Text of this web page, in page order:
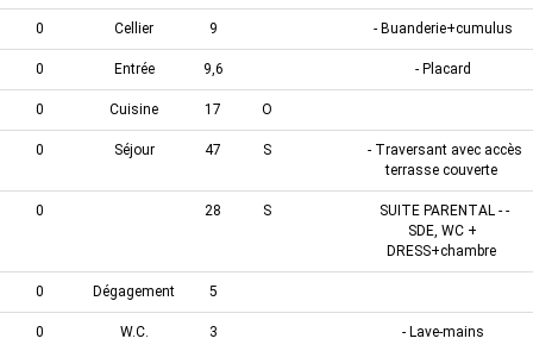
0 Cellier 9 - Buanderie+cumulus
0 Entrée 9,6 - Placard
0 Cuisine 17 O
0 Séjour 47 S
- Traversant avec accès
terrasse couverte
0 28 S
SUITE PARENTAL - -
SDE, WC +
DRESS+chambre
0 Dégagement 5
0 W.C. 3 - Lave-mains